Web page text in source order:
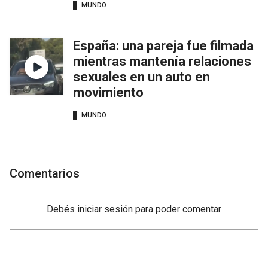
MUNDO
España: una pareja fue filmada
mientras mantenía relaciones
sexuales en un auto en
movimiento
MUNDO
Comentarios
Debés iniciar sesión para poder comentar